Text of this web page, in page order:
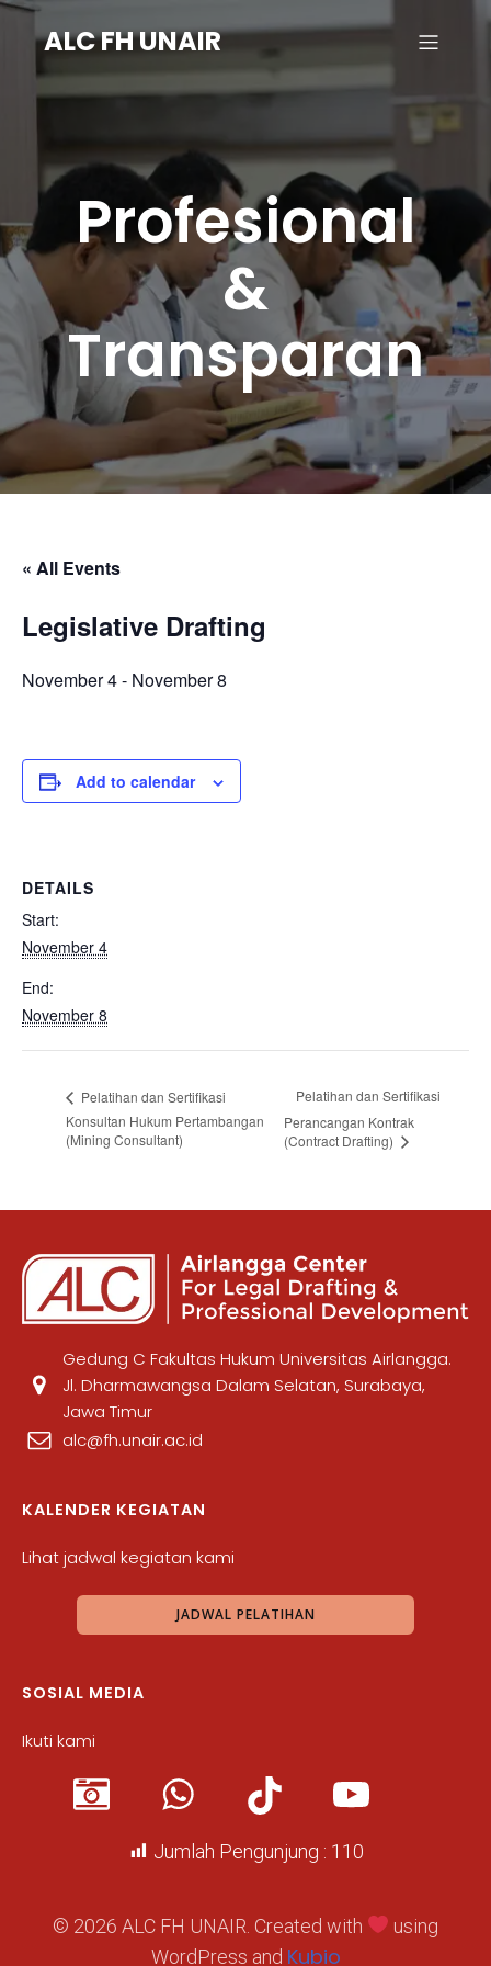
ALC FH UNAIR
Profesional
&
Transparan
« All Events
Legislative Drafting
November 4- November 8
Add to calendar
DETAILS
Start:
November 4
End:
November 8
Pelatihan dan Sertifikasi
Konsultan Hukum Pertambangan
(Mining Consultant)
Pelatihan dan Sertifikasi
Perancangan Kontrak
(Contract Drafting)
Gedung C Fakultas Hukum Universitas Airlangga.
Jl. Dharmawangsa Dalam Selatan, Surabaya,
Jawa Timur
alc@fh.unair.ac.id
KALENDER KEGIATAN
Lihat jadwal kegiatan kami
JADWAL PELATIHAN
SOSIAL MEDIA
Ikuti kami
Jumlah Pengunjung : 110
© 2026 ALC FH UNAIR. Created with
using
WordPress and Kubio